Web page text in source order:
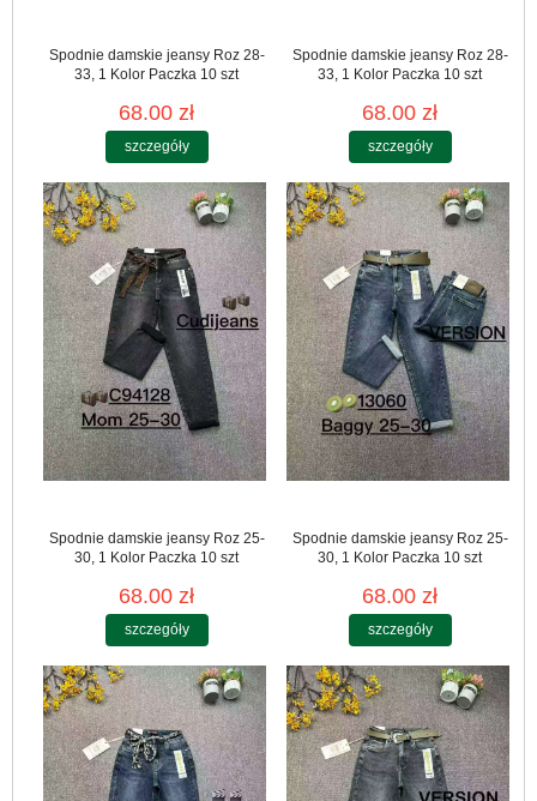
Spodnie damskie jeansy Roz 28-
33, 1 Kolor Paczka 10 szt
68.00 zł
szczegóły
Spodnie damskie jeansy Roz 28-
33, 1 Kolor Paczka 10 szt
68.00 zł
szczegóły
Spodnie damskie jeansy Roz 25-
30, 1 Kolor Paczka 10 szt
68.00 zł
szczegóły
Spodnie damskie jeansy Roz 25-
30, 1 Kolor Paczka 10 szt
68.00 zł
szczegóły